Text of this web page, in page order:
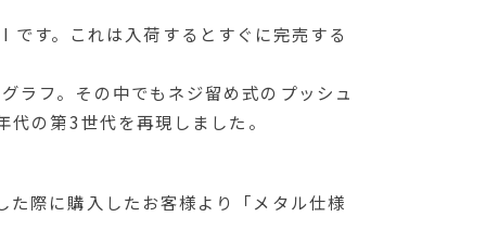
す。これは入荷するとすぐに完売する
ラフ。その中でもネジ留め式のプッシュ
の第3世代を再現しました。
際に購入したお客様より「メタル仕様